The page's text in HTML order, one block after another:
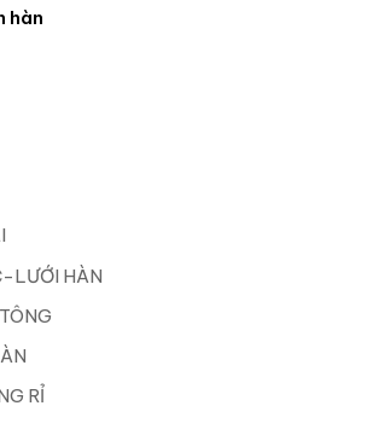
hàn
LƯỚI HÀN
RỈ